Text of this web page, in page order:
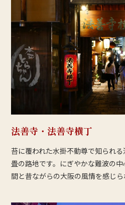
法善寺・法善寺横丁
苔に覆われた水掛不動尊で知られ
畳の路地です。にぎやかな難波の
間と昔ながらの大阪の風情を感じら